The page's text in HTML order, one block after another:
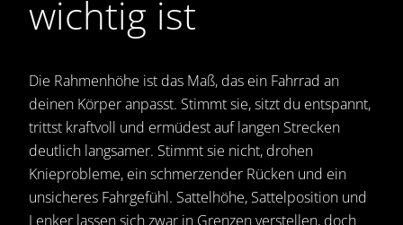
wichtig ist
Die Rahmenhöhe ist das Maß, das ein Fahrrad an
deinen Körper anpasst. Stimmt sie, sitzt du entspannt,
trittst kraftvoll und ermüdest auf langen Strecken
deutlich langsamer. Stimmt sie nicht, drohen
Knieprobleme, ein schmerzender Rücken und ein
unsicheres Fahrgefühl. Sattelhöhe, Sattelposition und
Lenker lassen sich zwar in Grenzen verstellen, doch